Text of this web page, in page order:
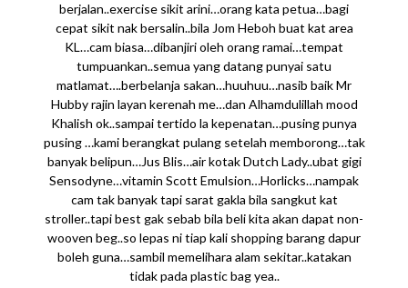
berjalan..exercise sikit arini…orang kata petua…bagi
cepat sikit nak bersalin..bila Jom Heboh buat kat area
KL…cam biasa…dibanjiri oleh orang ramai…tempat
tumpuankan..semua yang datang punyai satu
matlamat….berbelanja sakan…huuhuu…nasib baik Mr
Hubby rajin layan kerenah me…dan Alhamdulillah mood
Khalish ok..sampai tertido la kepenatan…pusing punya
pusing …kami berangkat pulang setelah memborong…tak
banyak belipun…Jus Blis…air kotak Dutch Lady..ubat gigi
Sensodyne…vitamin Scott Emulsion…Horlicks…nampak
cam tak banyak tapi sarat gakla bila sangkut kat
stroller..tapi best gak sebab bila beli kita akan dapat non-
wooven beg..so lepas ni tiap kali shopping barang dapur
boleh guna…sambil memelihara alam sekitar..katakan
tidak pada plastic bag yea..